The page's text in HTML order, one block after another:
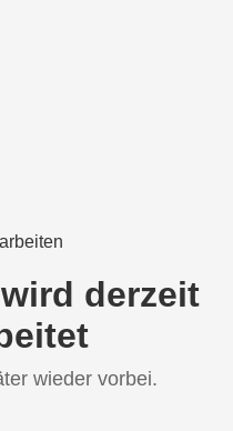
derzeit
wieder vorbei.